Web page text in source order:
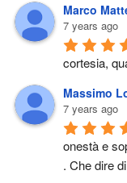
Marco
7 years ago
cortesia,
Massimo
7 years ago
onestà e
. Che dire